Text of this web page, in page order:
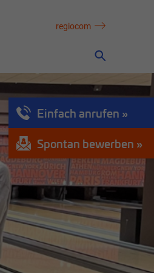
regiocom
Einfach anrufen
Spontan bewerben